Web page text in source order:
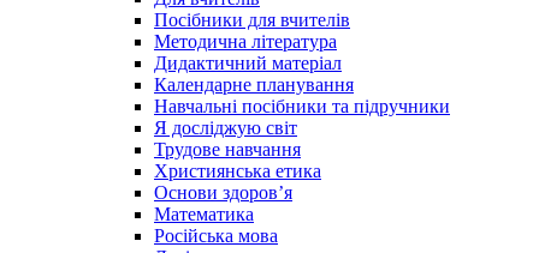
Посібники для вчителів
Методична література
Дидактичний матеріал
Календарне планування
Навчальні посібники та підручники
Я досліджую світ
Трудове навчання
Християнська етика
Основи здоров’я
Математика
Російська мова